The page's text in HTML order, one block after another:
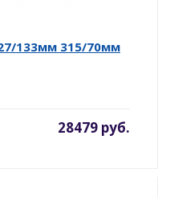
133мм 315/70мм
28479 руб.